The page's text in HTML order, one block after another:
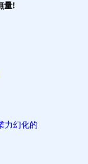
量!
力幻化的